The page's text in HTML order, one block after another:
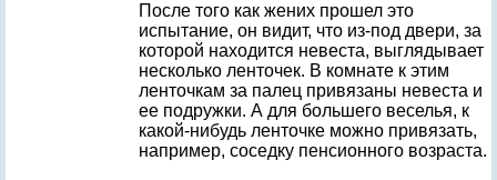
После того как жених прошел это
испытание, он видит, что из-под двери, за
которой находится невеста, выглядывает
несколько ленточек. В комнате к этим
ленточкам за палец привязаны невеста и
ее подружки. А для большего веселья, к
какой-нибудь ленточке можно привязать,
например, соседку пенсионного возраста.